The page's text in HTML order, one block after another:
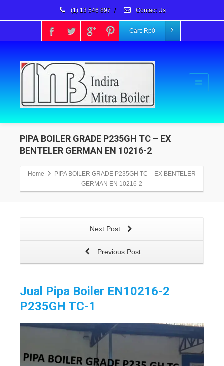
(1) 13 546 897 / Contact Us
Cart: Rp0
PIPA BOILER GRADE P235GH TC – EX
BENTELER GERMAN EN 10216-2
Home
PIPA BOILER GRADE P235GH TC – EX BENTELER
GERMAN EN 10216-2
Next Post
Previous Post
Jual Pipa Boiler EN10216-2
P235GH TC-1